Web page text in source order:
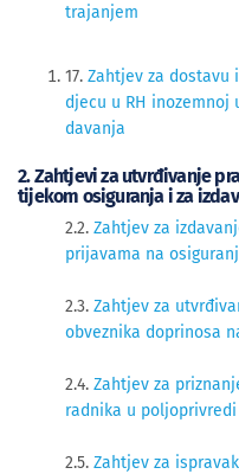
trajanjem
17. Zahtjev za dostavu
djecu u RH
davanja
2. Zahtjevi za utvrđivanje
tijekom osiguranja i za
2​​.2. Zahtjev za
prijavama na
2.3. Zahtjev za
obveznika doprinosa
2.4. Zahtjev za
radnika u poljoprivredi
2.5. Zahtjev za